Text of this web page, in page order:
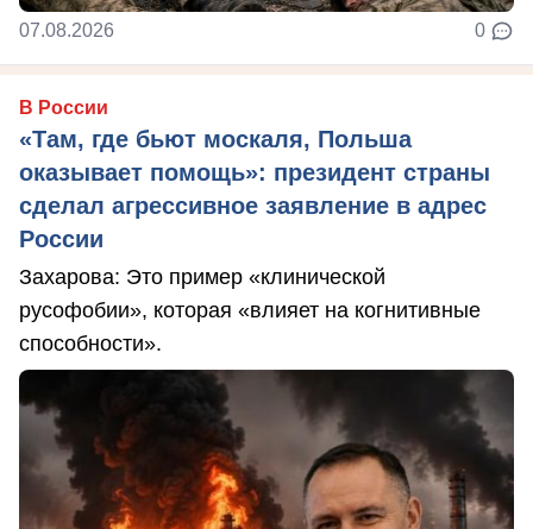
07.08.2026 0
В России
«Там, где бьют москаля, Польша
оказывает помощь»: президент страны
сделал агрессивное заявление в адрес
России
Захарова: Это пример «клинической
русофобии», которая «влияет на когнитивные
способности».